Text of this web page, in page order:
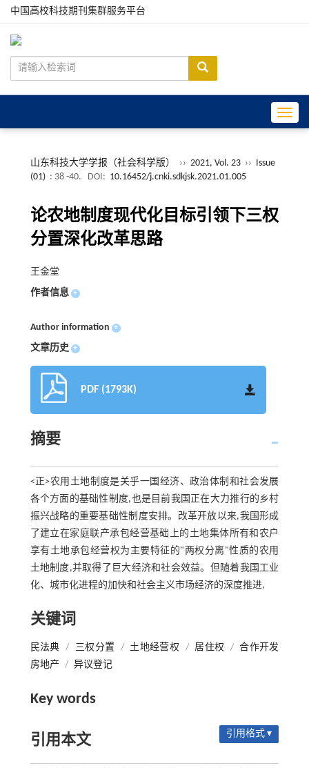
中国高校科技期刊集群服务平台
山东科技大学学报（社会科学版） ›› 2021, Vol. 23 ›› Issue
(01) : 38 -40. DOI: 10.16452/j.cnki.sdkjsk.2021.01.005
论农地制度现代化目标引领下三权
分置深化改革思路
王金堂
作者信息 +
Author information +
文章历史 +
PDF (1793K)
摘要
<正>农用土地制度是关乎一国经济、政治体制和社会发展
各个方面的基础性制度,也是目前我国正在大力推行的乡村
振兴战略的重要基础性制度安排。改革开放以来,我国形成
了建立在家庭联产承包经营基础上的土地集体所有和农户
享有土地承包经营权为主要特征的"两权分离"性质的农用
土地制度,并取得了巨大经济和社会效益。但随着我国工业
化、城市化进程的加快和社会主义市场经济的深度推进,
关键词
民法典 / 三权分置 / 土地经营权 / 居住权 / 合作开发
房地产 / 异议登记
Key words
引用本文 引用格式 ▾